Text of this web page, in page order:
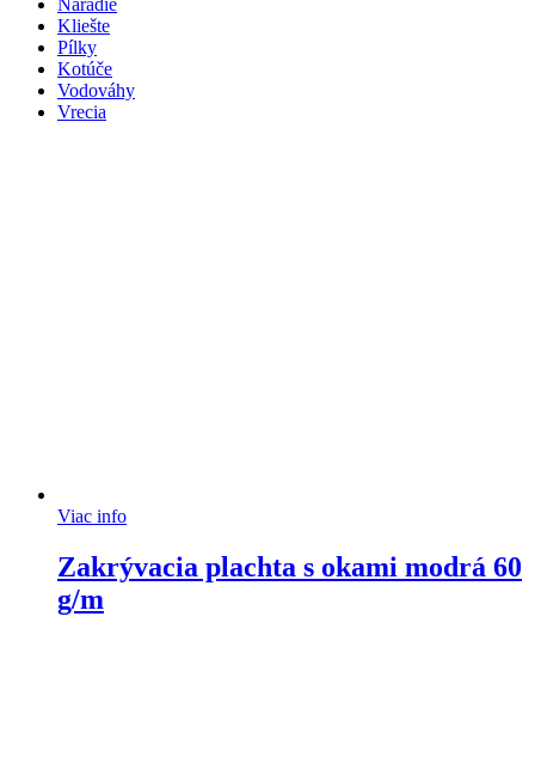
Náradie
Kliešte
Pílky
Kotúče
Vodováhy
Vrecia
Viac info
Zakrývacia plachta s okami modrá 60
g/m